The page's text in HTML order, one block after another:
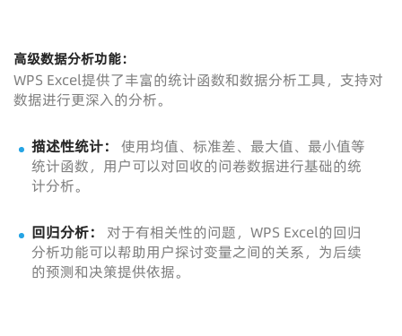
高级数据分析功能：
WPS Excel提供了丰富的统计函数和数据分析工具，支持对
数据进行更深入的分析。
描述性统计：
使用均值、标准差、最大值、最小值等
统计函数，用户可以对回收的问卷数据进行基础的统
计分析。
回归分析：
对于有相关性的问题，WPS Excel的回归
分析功能可以帮助用户探讨变量之间的关系，为后续
的预测和决策提供依据。